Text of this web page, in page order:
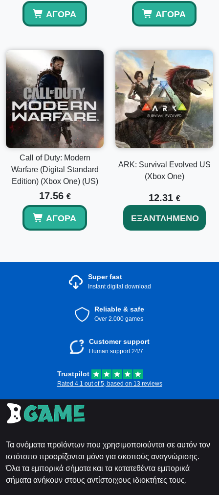
ΑΓΟΡΆ ΑΓΟΡΆ
Call of Duty: Modern
Warfare (Digital Standard
Edition) (Xbox One) (US)
17.56 €
ΑΓΟΡΆ
ARK: Survival Evolved US
(Xbox One)
12.31 €
ΕΞΑΝΤΛΗΜΈΝΟ
Super fast
Instant digital download
Reliable & safe
Over 2.000 games
Customer support
Human support 24/7
Trustpilot
Rated 4.1 out of 5, based on 13 reviews
Τα ονόματα προϊόντων που χρησιμοποιούνται σε αυτόν τον
ιστότοπο προορίζονται μόνο για σκοπούς αναγνώρισης.
Όλα τα εμπορικά σήματα και τα κατατεθέντα εμπορικά
σήματα ανήκουν στους αντίστοιχους ιδιοκτήτες τους.